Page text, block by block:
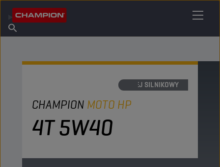
O firmie Champion
Znajdź punkt sprzedaży
OLEJ SILNIKOWY
CHAMPION MOTO HP
4T 5W40